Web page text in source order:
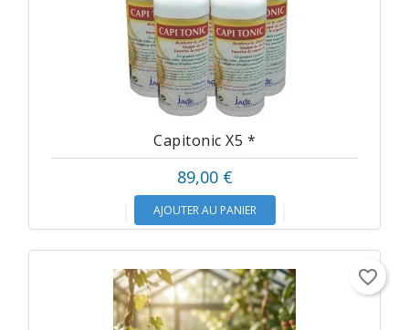
Capitonic X5 *
89,00 €
AJOUTER AU PANIER
favorite_border